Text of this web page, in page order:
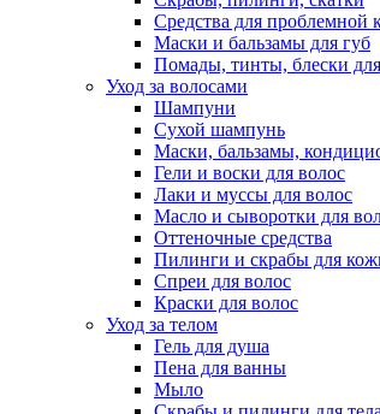
Средства для проблемной
Маски и бальзамы для губ
Помады, тинты, блески
Уход за волосами
Шампуни
Сухой шампунь
Маски, бальзамы,
Гели и воски для волос
Лаки и муссы для волос
Масло и сыворотки для
Оттеночные средства
Пилинги и скрабы для
Спреи для волос
Краски для волос
Уход за телом
Гель для душа
Пена для ванны
Мыло